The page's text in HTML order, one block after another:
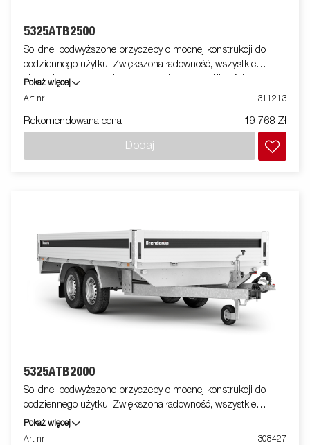
5325ATB2500
Solidne, podwyższone przyczepy o mocnej konstrukcji do
codziennego użytku. Zwiększona ładowność, wszystkie
aluminiowe burty otwierane, co zwiększa możliwości przyczepy
w obszarze zastosowań - może służyć również jako laweta.
profesjonalne zamki. Dostępna szeroka gama akcesoriów.
opcjonalne elementy wyposażenia.
Pokaż więcej
Art nr
311213
Rekomendowana cena 19 768 Zł
Dodaj
5325ATB2000
Solidne, podwyższone przyczepy o mocnej konstrukcji do
codziennego użytku. Zwiększona ładowność, wszystkie
aluminiowe burty otwierane, co zwiększa możliwości przyczepy
w obszarze zastosowań - może służyć również jako laweta.
Pokaż więcej
Art nr
308427